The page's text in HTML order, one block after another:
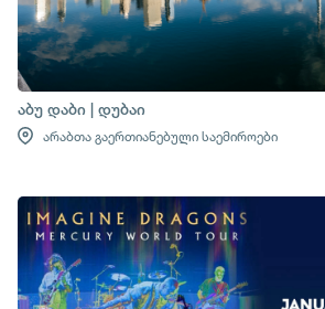
აბუ დაბი | დუბაი
არაბთა გაერთიანებული საემიროები